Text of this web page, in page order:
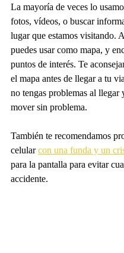
La mayoría de veces lo
fotos, vídeos, o buscar
lugar que estamos visitando.
puedes usar como mapa, y
puntos de interés. Te
el mapa antes de llegar a tu
no tengas problemas al llegar
mover sin problema.
También te recomendamos
celular con una funda y un
para la pantalla para evitar
accidente.